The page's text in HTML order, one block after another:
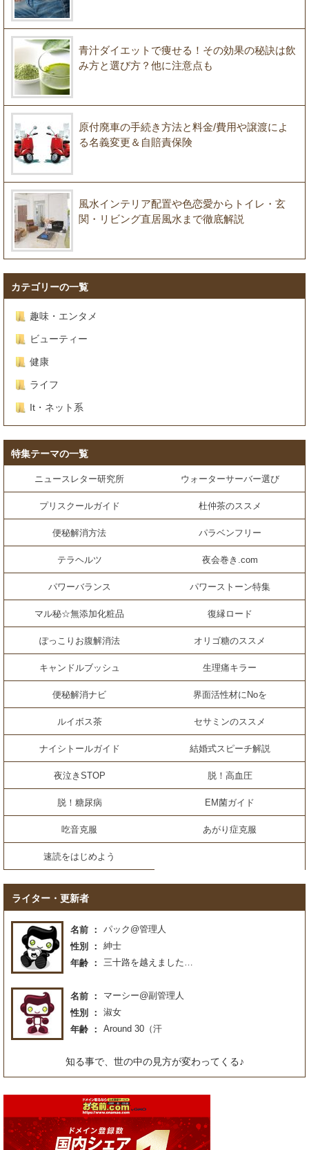
青汁ダイエットで痩せる！その効果の秘訣は飲
み方と選び方？他に注意点も
原付廃車の手続き方法と料金/費用や譲渡によ
る名義変更＆自賠責保険
風水インテリア配置や色恋愛からトイレ・玄
関・リビング直居風水まで徹底解説
カテゴリーの一覧
趣味・エンタメ
ビューティー
健康
ライフ
It・ネット系
特集テーマの一覧
ニュースレター研究所 ウォーターサーバー選び
プリスクールガイド 杜仲茶のススメ
便秘解消方法 パラベンフリー
テラヘルツ 夜会巻き.com
パワーバランス パワーストーン特集
マル秘☆無添加化粧品 復縁ロード
ぽっこりお腹解消法 オリゴ糖のススメ
キャンドルブッシュ 生理痛キラー
便秘解消ナビ 界面活性材にNoを
ルイボス茶 セサミンのススメ
ナイシトールガイド 結婚式スピーチ解説
夜泣きSTOP 脱！高血圧
脱！糖尿病 EM菌ガイド
吃音克服 あがり症克服
速読をはじめよう
ライター・更新者
名前
パック@管理人
性別
紳士
年齢
三十路を越えました…
名前
マーシー@副管理人
性別
淑女
年齢
Around 30（汗
知る事で、世の中の見方が変わってくる♪